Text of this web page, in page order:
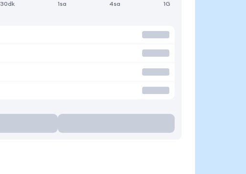
30dk 1sa 4sa 1G